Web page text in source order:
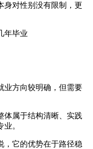
对性别没有限制，更
年毕业
方向较明确，但需要
属于结构清晰、实践
。
它的优势在于路径稳